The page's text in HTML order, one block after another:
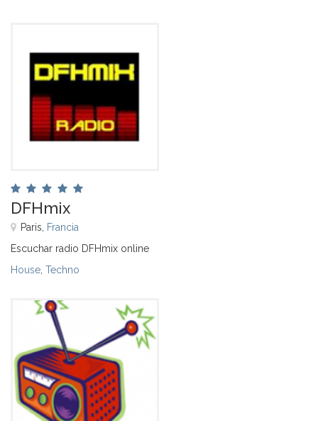
DFHmix
Paris, Francia
Escuchar radio DFHmix online
House Techno